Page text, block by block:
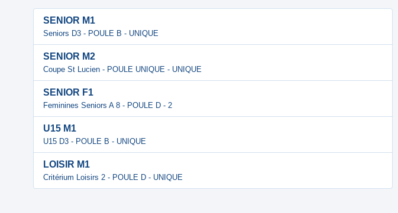
SENIOR M1
Seniors D3 - POULE B - UNIQUE
SENIOR M2
Coupe St Lucien - POULE UNIQUE - UNIQUE
SENIOR F1
Feminines Seniors A 8 - POULE D - 2
U15 M1
U15 D3 - POULE B - UNIQUE
LOISIR M1
Critérium Loisirs 2 - POULE D - UNIQUE